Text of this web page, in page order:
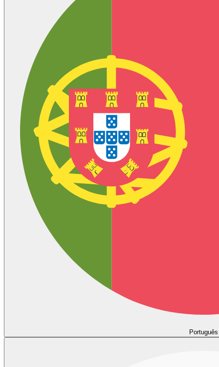
Português